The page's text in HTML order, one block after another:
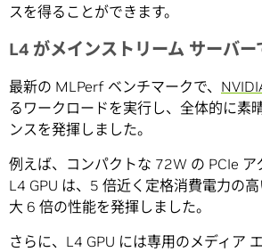
スを得ることができます。
L4 がメインストリーム サーバ
最新の MLPerf ベンチマークで、
るワークロードを実行し、全体的に素
ンスを発揮しました。
例えば、コンパクトな 72W の PCIe ア
L4 GPU は、5 倍近く定格消費電力の
大 6 倍の性能を発揮しました。
さらに、L4 GPU には専用のメディア